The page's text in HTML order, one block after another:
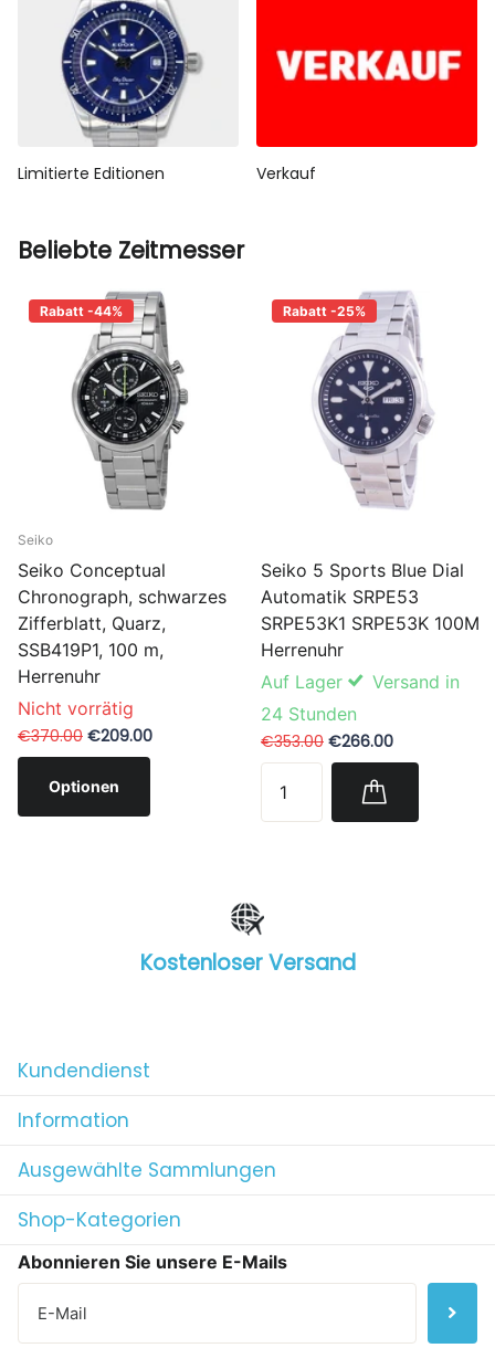
Limitierte Editionen Verkauf
Beliebte Zeitmesser
Rabatt -44%
Seiko
Seiko Conceptual
Chronograph, schwarzes
Zifferblatt, Quarz,
SSB419P1, 100 m,
Herrenuhr
Nicht vorrätig
€370.00 €209.00
Optionen
Rabatt -25%
Seiko 5 Sports Blue Dial
Automatik SRPE53
SRPE53K1 SRPE53K 100M
Herrenuhr
Auf Lager
Versand in
24 Stunden
€353.00 €266.00
Kostenloser Versand
Kundendienst
Information
Ausgewählte Sammlungen
Shop-Kategorien
Abonnieren Sie unsere E-Mails